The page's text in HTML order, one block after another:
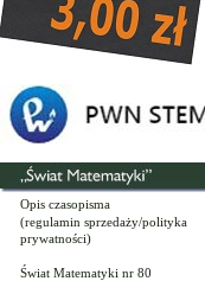
Opis czasopisma
(regulamin sprzedaży/polityka
prywatności)
Świat Matematyki nr 80